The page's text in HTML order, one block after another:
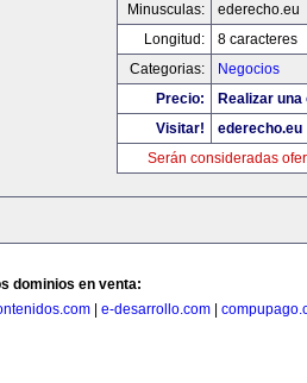
Minusculas:
ederecho.eu
Longitud:
8 caracteres
Categorias:
Negocios
Precio:
Realizar
Visitar!
ederecho.eu
Serán consideradas
dominios en venta:
e-desarrollo.com